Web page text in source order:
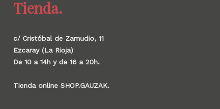
Tienda.
c/ Cristóbal de Zamudio, 11
Ezcaray (La Rioja)
De 10 a 14h y de 16 a 20h.
Tienda online SHOP.GAUZAK.